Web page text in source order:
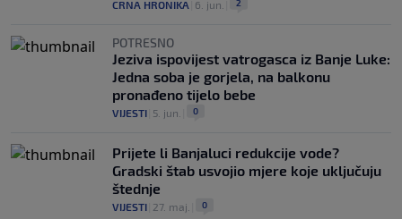
CRNA HRONIKA 6. jun. 2
POTRESNO
Jeziva ispovijest vatrogasca iz Banje Luke:
Jedna soba je gorjela, na balkonu
pronađeno tijelo bebe
VIJESTI 5. jun. 0
Prijete li Banjaluci redukcije vode?
Gradski štab usvojio mjere koje uključuju
štednje
VIJESTI 27. maj. 0